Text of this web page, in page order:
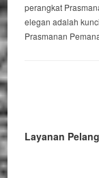
perangkat
elegan adalah
Prasmanan
Layanan